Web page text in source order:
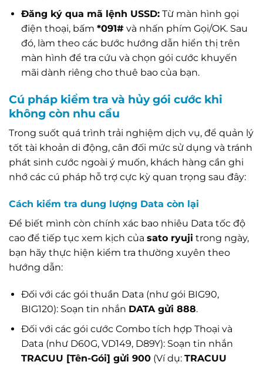
Đăng ký qua mã lệnh USSD:Từ màn hình gọi
điện thoại, bấm *091#và nhấn phím Gọi/OK. Sau
đó, làm theo các bước hướng dẫn hiển thị trên
màn hình để tra cứu và chọn gói cước khuyến
mãi dành riêng cho thuê bao của bạn.
Cú pháp kiểm tra và hủy gói cước khi
không còn nhu cầu
Trong suốt quá trình trải nghiệm dịch vụ, để quản lý
tốt tài khoản di động, cân đối mức sử dụng và tránh
phát sinh cước ngoài ý muốn, khách hàng cần ghi
nhớ các cú pháp hỗ trợ cực kỳ quan trọng sau đây:
Cách kiểm tra dung lượng Data còn lại
Để biết mình còn chính xác bao nhiêu Data tốc độ
cao để tiếp tục xem kịch của sato ryuji trong ngày,
bạn hãy thực hiện kiểm tra thường xuyên theo
hướng dẫn:
Đối với các gói thuần Data (như gói BIG90,
BIG120): Soạn tin nhắn DATA gửi 888.
Đối với các gói cước Combo tích hợp Thoại và
Data (như D60G, VD149, D89Y): Soạn tin nhắn
TRACUU [Tên-Gói] gửi 900(Ví dụ: TRACUU